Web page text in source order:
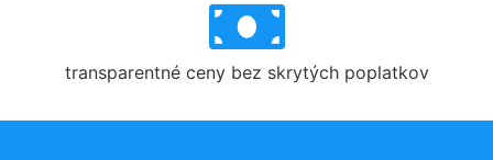
transparentné ceny bez skrytých poplatkov